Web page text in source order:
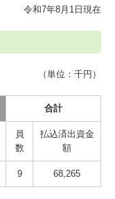
令和7年8月1日現在
（単位：千円）
合計
員
数
払込済出資金
額
9 68,265